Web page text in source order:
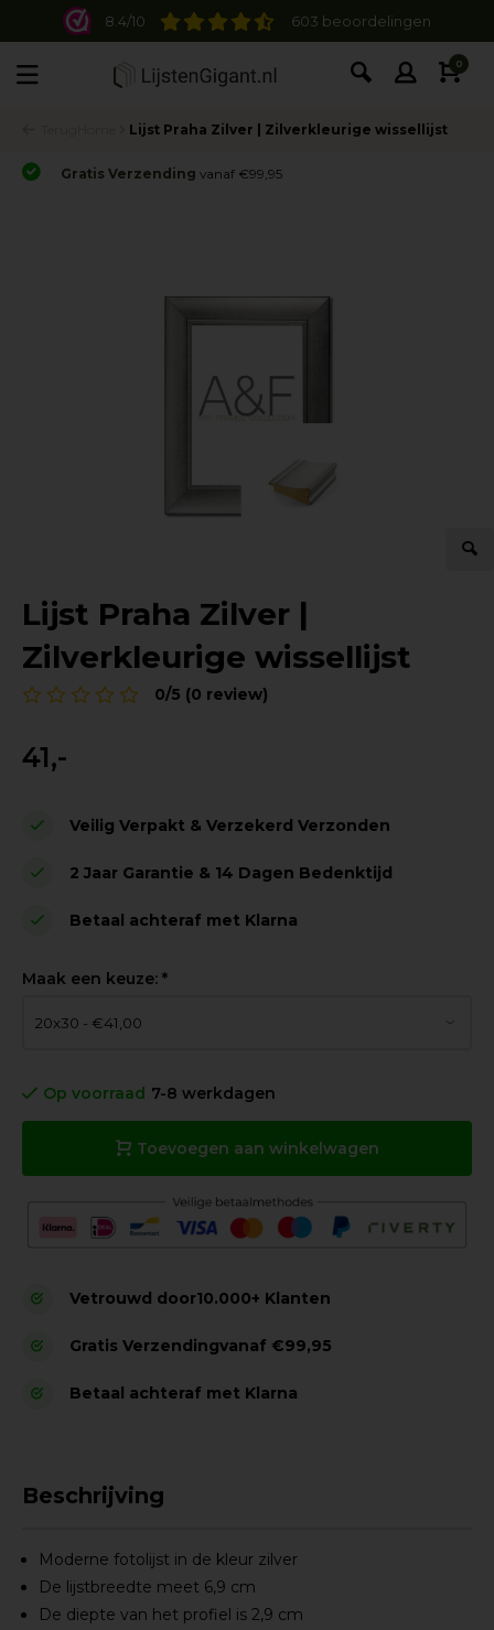
8.4/10 603 beoordelingen
0
Lijst Praha Zilver | Zilverkleurige wissellijst
Gratis Verzending vanaf €99,95
Lijst Praha Zilver |
Zilverkleurige wissellijst
0/5 (0 review)
41,-
Veilig Verpakt & Verzekerd Verzonden
2 Jaar Garantie & 14 Dagen Bedenktijd
Betaal achteraf met Klarna
Maak een keuze: *
Op voorraad 7-8 werkdagen
Toevoegen aan winkelwagen
Vetrouwd door10.000+ Klanten
Gratis Verzendingvanaf €99,95
Betaal achteraf met Klarna
Beschrijving
Moderne fotolijst in de kleur zilver
De lijstbreedte meet 6,9 cm
De diepte van het profiel is 2,9 cm